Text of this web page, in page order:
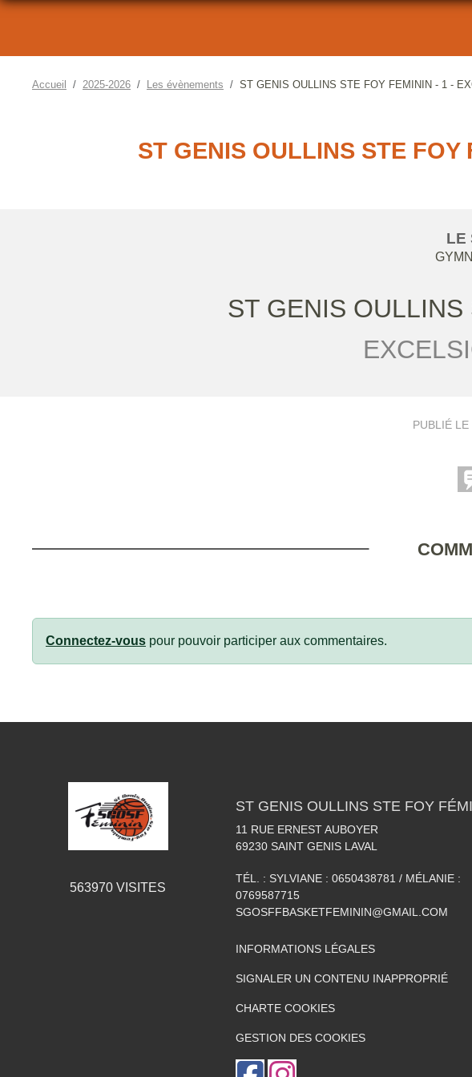
Accueil 2025-2026 Les évènements ST GENIS OULLINS STE FOY FEMININ - 1 -
ST GENIS OULLINS STE
LE
ST GENIS
PUBLIÉ LE
Connectez-vous pour pouvoir participer aux commentaires.
563970 VISITES
ST GENIS OULLINS STE FOY
11 RUE ERNEST AUBOYER
69230 SAINT GENIS LAVAL
TÉL. : SYLVIANE : 0650438781 / MÉLANIE :
0769587715
SGOSFFBASKETFEMININ@GMAIL.COM
INFORMATIONS LÉGALES
SIGNALER UN CONTENU INAPPROPRIÉ
CHARTE COOKIES
GESTION DES COOKIES